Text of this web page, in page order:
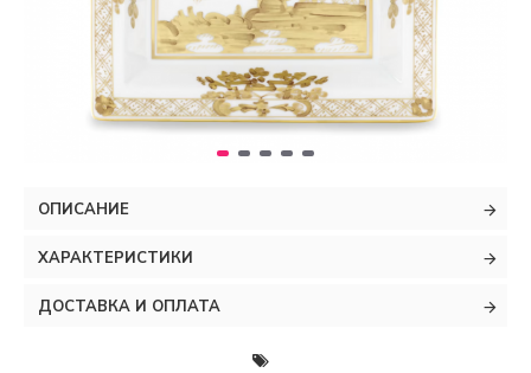
ОПИСАНИЕ
ХАРАКТЕРИСТИКИ
ДОСТАВКА И ОПЛАТА